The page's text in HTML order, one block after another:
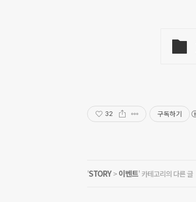
32 구독하기
'STORY> 이벤트' 카테고리의 다른 글